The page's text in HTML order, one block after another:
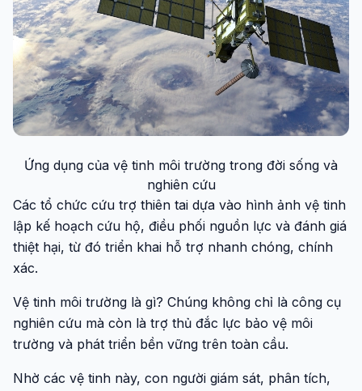
Ứng dụng của vệ tinh môi trường trong đời sống và
nghiên cứu
Các tổ chức cứu trợ thiên tai dựa vào hình ảnh vệ tinh
lập kế hoạch cứu hộ, điều phối nguồn lực và đánh giá
thiệt hại, từ đó triển khai hỗ trợ nhanh chóng, chính
xác.
Vệ tinh môi trường là gì? Chúng không chỉ là công cụ
nghiên cứu mà còn là trợ thủ đắc lực bảo vệ môi
trường và phát triển bền vững trên toàn cầu.
Nhờ các vệ tinh này, con người giám sát, phân tích,